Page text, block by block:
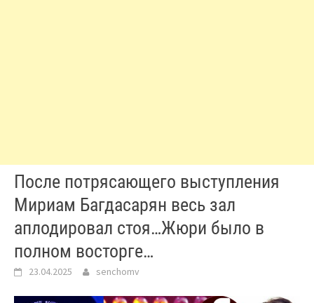
После потрясающего выступления
Мириам Багдасарян весь зал
аплодировал стоя…Жюри было в
полном восторге…
23.04.2025 senchomv